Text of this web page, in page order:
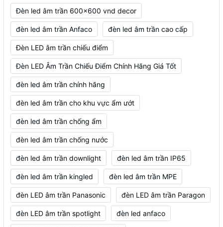
Đèn led âm trần 600x600 vnd decor
đèn led âm trần Anfaco đèn led âm trần cao cấp
Đèn LED âm trần chiếu điểm
Đèn LED Âm Trần Chiếu Điểm Chính Hãng Giá Tốt
đèn led âm trần chính hãng
đèn led âm trần cho khu vực ẩm ướt
đèn led âm trần chống ẩm
đèn led âm trần chống nước
đèn led âm trần downlight đèn led âm trần IP65
đèn led âm trần kingled đèn led âm trần MPE
đèn LED âm trần Panasonic đèn LED âm trần Paragon
đèn LED âm trần spotlight đèn led anfaco